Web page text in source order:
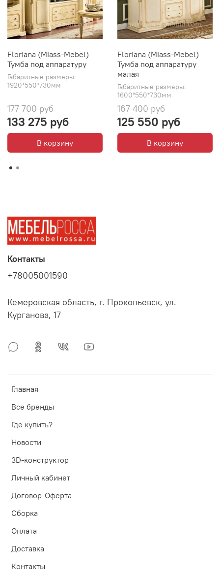
Floriana (Miass-Mebel)
Тумба под аппаратуру
Габаритные размеры:
1920*550*730мм
177 700 руб
133 275 руб
В корзину
Floriana (Miass-Mebel)
Тумба под аппаратуру
малая
Габаритные размеры:
1600*550*730мм
167 400 руб
125 550 руб
В корзину
Главная
Все бренды
Где купить?
Новости
3D-конструктор
Личный кабинет
Договор-Оферта
Сборка
Оплата
Доставка
Контакты
Контакты
+78005001590
Кемеровская область, г. Прокопьевск, ул.
Курганова, 17